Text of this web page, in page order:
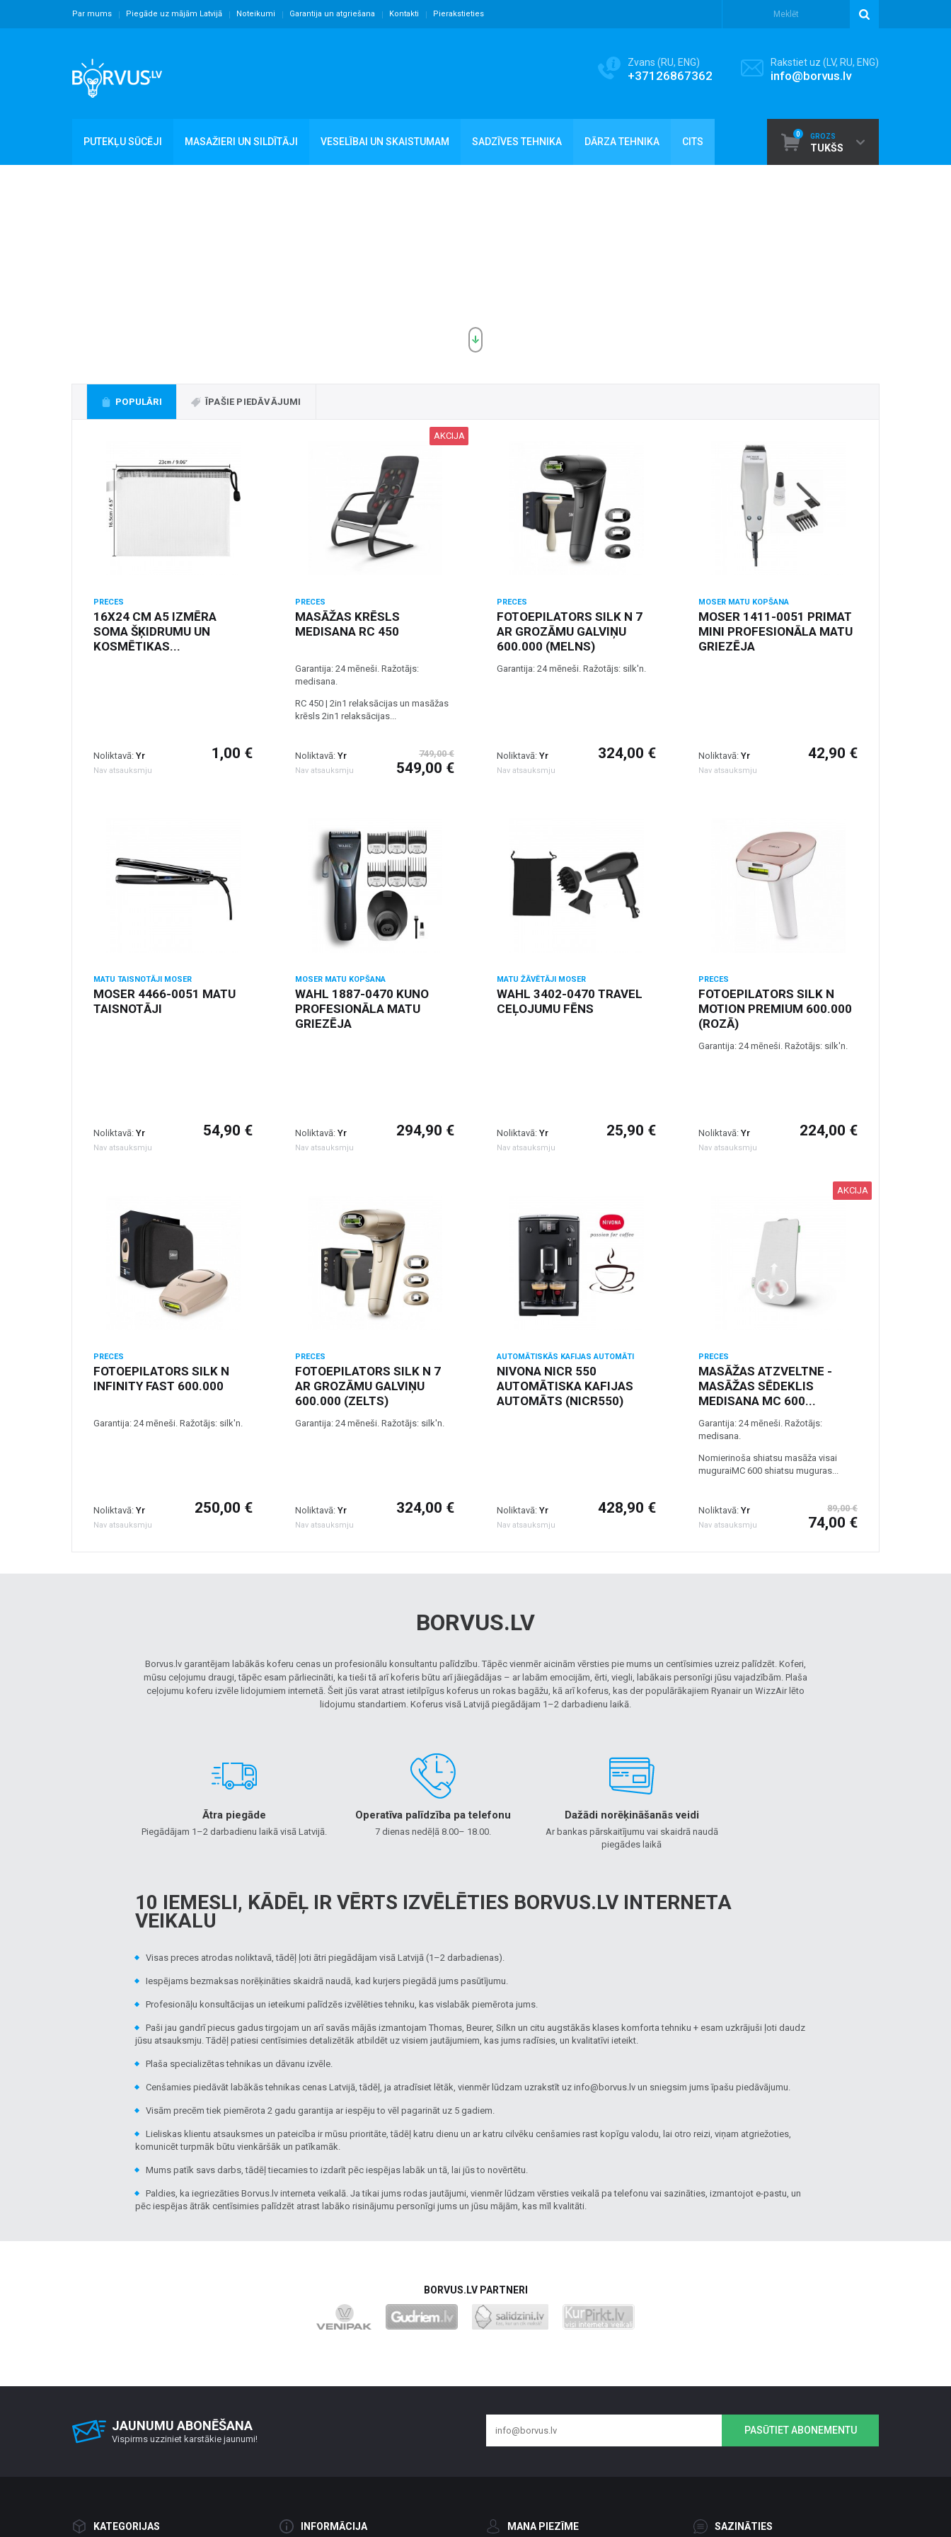
Par mums Piegāde uz mājām Latvijā Noteikumi Garantija un atgriešana Kontakti Pierakstieties
Zvans (RU, ENG)
+37126867362
Rakstiet uz (LV, RU, ENG)
info@borvus.lv
0 GROZS
TUKŠS
PUTEKĻU SŪCĒJI MASAŽIERI UN SILDĪTĀJI VESELĪBAI UN SKAISTUMAM SADZĪVES TEHNIKA DĀRZA TEHNIKA CITS
POPULĀRI ĪPAŠIE PIEDĀVĀJUMI
PRECES
16X24 CM A5 IZMĒRA
SOMA ŠĶIDRUMU UN
KOSMĒTIKAS...
Noliktavā: Yr
Nav atsauksmju
1,00 €
AKCIJA
PRECES
MASĀŽAS KRĒSLS
MEDISANA RC 450
Garantija: 24 mēneši. Ražotājs:
medisana.
RC 450 | 2in1 relaksācijas un masāžas
krēsls 2in1 relaksācijas...
Noliktavā: Yr
Nav atsauksmju
749,00 €
549,00 €
PRECES
FOTOEPILATORS SILK N 7
AR GROZĀMU GALVIŅU
600.000 (MELNS)
Garantija: 24 mēneši. Ražotājs: silk'n.
Noliktavā: Yr
Nav atsauksmju
324,00 €
MOSER MATU KOPŠANA
MOSER 1411-0051 PRIMAT
MINI PROFESIONĀLA MATU
GRIEZĒJA
Noliktavā: Yr
Nav atsauksmju
42,90 €
MATU TAISNOTĀJI MOSER
MOSER 4466-0051 MATU
TAISNOTĀJI
Noliktavā: Yr
Nav atsauksmju
54,90 €
MOSER MATU KOPŠANA
WAHL 1887-0470 KUNO
PROFESIONĀLA MATU
GRIEZĒJA
Noliktavā: Yr
Nav atsauksmju
294,90 €
MATU ŽĀVĒTĀJI MOSER
WAHL 3402-0470 TRAVEL
CEĻOJUMU FĒNS
Noliktavā: Yr
Nav atsauksmju
25,90 €
PRECES
FOTOEPILATORS SILK N
MOTION PREMIUM 600.000
(ROZĀ)
Garantija: 24 mēneši. Ražotājs: silk'n.
Noliktavā: Yr
Nav atsauksmju
224,00 €
PRECES
FOTOEPILATORS SILK N
INFINITY FAST 600.000
Garantija: 24 mēneši. Ražotājs: silk'n.
Noliktavā: Yr
Nav atsauksmju
250,00 €
PRECES
FOTOEPILATORS SILK N 7
AR GROZĀMU GALVIŅU
600.000 (ZELTS)
Garantija: 24 mēneši. Ražotājs: silk'n.
Noliktavā: Yr
Nav atsauksmju
324,00 €
AUTOMĀTISKĀS KAFIJAS AUTOMĀTI
NIVONA NICR 550
AUTOMĀTISKA KAFIJAS
AUTOMĀTS (NICR550)
Noliktavā: Yr
Nav atsauksmju
428,90 €
AKCIJA
PRECES
MASĀŽAS ATZVELTNE -
MASĀŽAS SĒDEKLIS
MEDISANA MC 600...
Garantija: 24 mēneši. Ražotājs:
medisana.
Nomierinoša shiatsu masāža visai
muguraiMC 600 shiatsu muguras...
Noliktavā: Yr
Nav atsauksmju
89,00 €
74,00 €
BORVUS.LV
Borvus.lv garantējam labākās koferu cenas un profesionālu konsultantu palīdzību. Tāpēc vienmēr aicinām vērsties pie mums un centīsimies uzreiz palīdzēt. Koferi,
mūsu ceļojumu draugi, tāpēc esam pārliecināti, ka tieši tā arī koferis būtu arī jāiegādājas – ar labām emocijām, ērti, viegli, labākais personīgi jūsu vajadzībām. Plaša
ceļojumu koferu izvēle lidojumiem internetā. Šeit jūs varat atrast ietilpīgus koferus un rokas bagāžu, kā arī koferus, kas der populārākajiem Ryanair un WizzAir lēto
lidojumu standartiem. Koferus visā Latvijā piegādājam 1–2 darbadienu laikā.
Ātra piegāde
Piegādājam 1–2 darbadienu laikā visā Latvijā.
Operatīva palīdzība pa telefonu
7 dienas nedēļā 8.00– 18.00.
Dažādi norēķināšanās veidi
Ar bankas pārskaitījumu vai skaidrā naudā
piegādes laikā
10 IEMESLI, KĀDĒĻ IR VĒRTS IZVĒLĒTIES BORVUS.LV INTERNETA
VEIKALU
Visas preces atrodas noliktavā, tādēļ ļoti ātri piegādājam visā Latvijā (1–2 darbadienas).
Iespējams bezmaksas norēķināties skaidrā naudā, kad kurjers piegādā jums pasūtījumu.
Profesionāļu konsultācijas un ieteikumi palīdzēs izvēlēties tehniku, kas vislabāk piemērota jums.
Paši jau gandrī piecus gadus tirgojam un arī savās mājās izmantojam Thomas, Beurer, Silkn un citu augstākās klases komforta tehniku + esam uzkrājuši ļoti daudz
jūsu atsauksmju. Tādēļ patiesi centīsimies detalizētāk atbildēt uz visiem jautājumiem, kas jums radīsies, un kvalitatīvi ieteikt.
Plaša specializētas tehnikas un dāvanu izvēle.
Cenšamies piedāvāt labākās tehnikas cenas Latvijā, tādēļ, ja atradīsiet lētāk, vienmēr lūdzam uzrakstīt uz info@borvus.lv un sniegsim jums īpašu piedāvājumu.
Visām precēm tiek piemērota 2 gadu garantija ar iespēju to vēl pagarināt uz 5 gadiem.
Lieliskas klientu atsauksmes un pateicība ir mūsu prioritāte, tādēļ katru dienu un ar katru cilvēku cenšamies rast kopīgu valodu, lai otro reizi, viņam atgriežoties,
komunicēt turpmāk būtu vienkāršāk un patīkamāk.
Mums patīk savs darbs, tādēļ tiecamies to izdarīt pēc iespējas labāk un tā, lai jūs to novērtētu.
Paldies, ka iegriezāties Borvus.lv interneta veikalā. Ja tikai jums rodas jautājumi, vienmēr lūdzam vērsties veikalā pa telefonu vai sazināties, izmantojot e-pastu, un
pēc iespējas ātrāk centīsimies palīdzēt atrast labāko risinājumu personīgi jums un jūsu mājām, kas mīl kvalitāti.
BORVUS.LV PARTNERI
JAUNUMU ABONĒŠANA
Vispirms uzziniet karstākie jaunumi!
PASŪTIET ABONEMENTU
KATEGORIJAS INFORMĀCIJA MANA PIEZĪME SAZINĀTIES